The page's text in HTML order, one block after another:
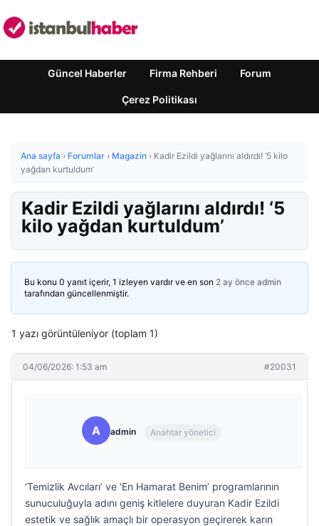
Güncel Haberler Firma Rehberi Forum
Çerez Politikası
Ana sayfa › Forumlar › Magazin › Kadir Ezildi yağlarını aldırdı! ‘5 kilo
yağdan kurtuldum’
Kadir Ezildi yağlarını aldırdı! ‘5
kilo yağdan kurtuldum’
Bu konu 0 yanıt içerir, 1 izleyen vardır ve en son 2 ay önce admin
tarafından güncellenmiştir.
1 yazı görüntüleniyor (toplam 1)
04/06/2026: 1:53 am #20031
A admin Anahtar yönetici
‘Temizlik Avcıları’ ve ‘En Hamarat Benim’ programlarının
sunuculuğuyla adını geniş kitlelere duyuran Kadir Ezildi
estetik ve sağlık amaçlı bir operasyon geçirerek karın